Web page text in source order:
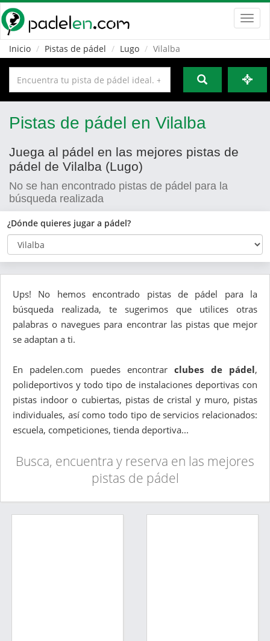
Inicio
Pistas de pádel Lugo Vilalba
Pistas de pádel en Vilalba
Juega al pádel en las mejores pistas de
pádel de Vilalba (Lugo)
No se han encontrado pistas de pádel para la
búsqueda realizada
¿Dónde quieres jugar a pádel?
Ups! No hemos encontrado pistas de pádel para la
búsqueda realizada, te sugerimos que utilices otras
palabras o navegues para encontrar las pistas que mejor
se adaptan a ti.
En padelen.com puedes encontrarclubes de pádel,
polideportivos y todo tipo de instalaciones deportivas con
pistas indoor o cubiertas, pistas de cristal y muro, pistas
individuales, así como todo tipo de servicios relacionados:
escuela, competiciones, tienda deportiva...
Busca, encuentra y reserva en las mejores
pistas de pádel